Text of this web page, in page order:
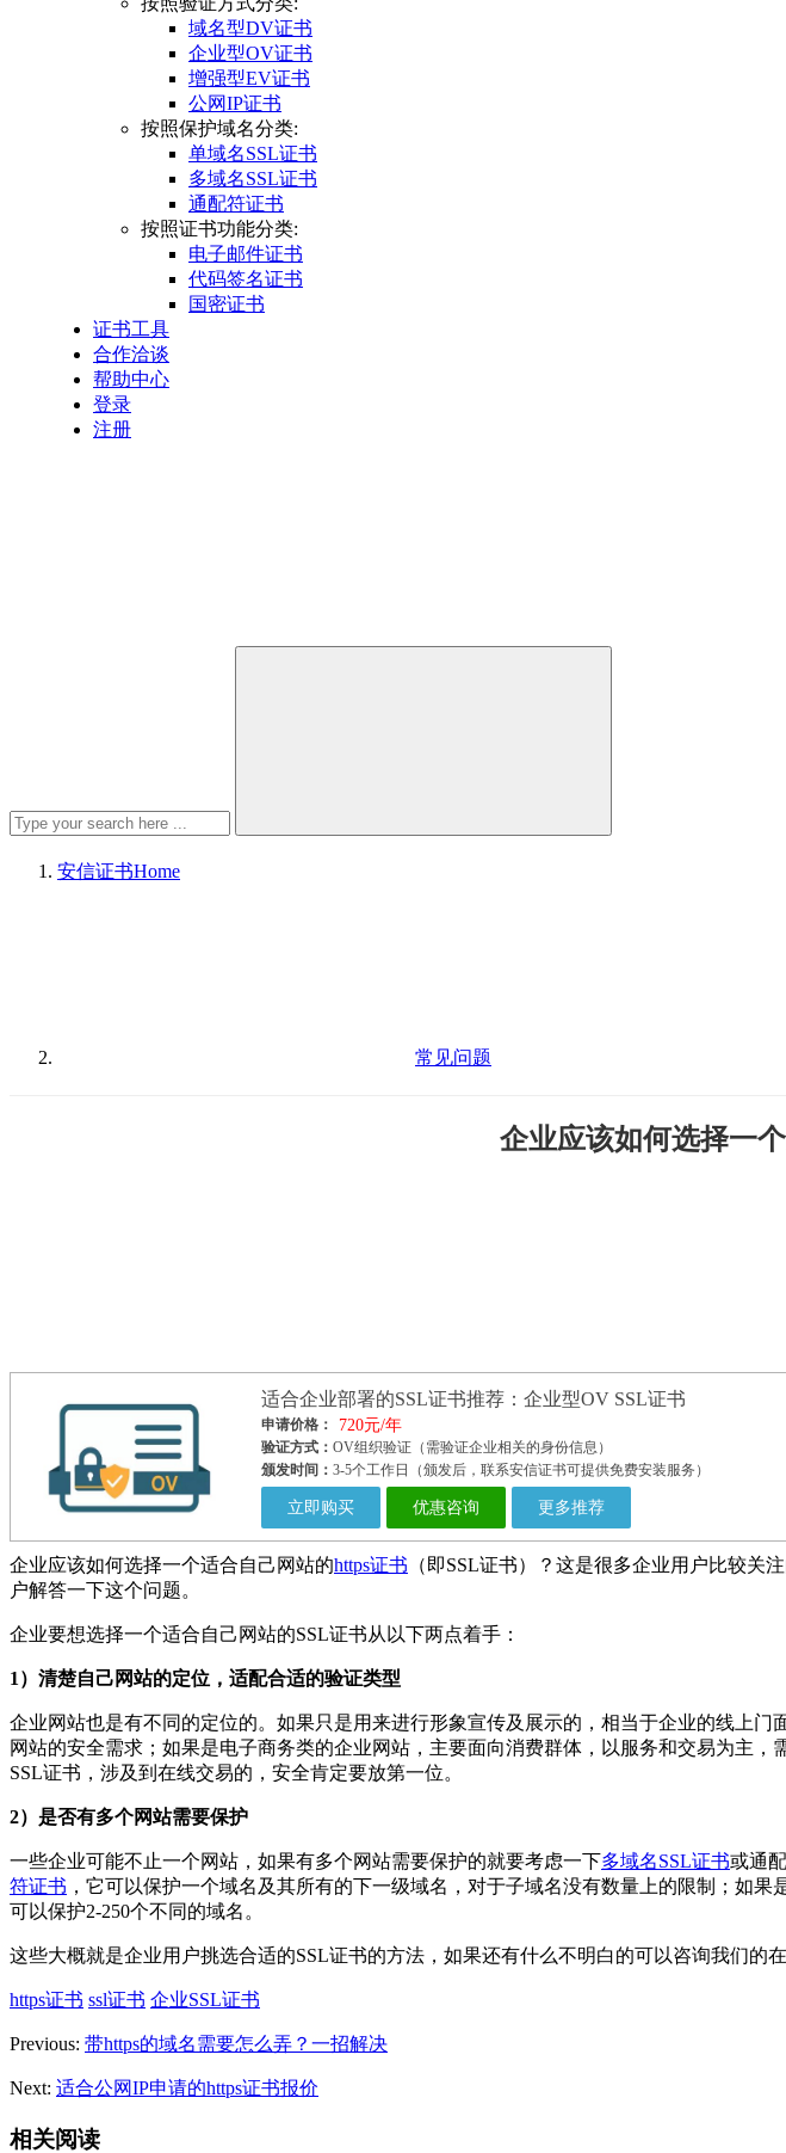
域名型DV证书
企业型OV证书
增强型EV证书
公网IP证书
按照保护域名分类:
单域名SSL证书
多域名SSL证书
通配符证书
按照证书功能分类:
电子邮件证书
代码签名证书
国密证书
证书工具
合作洽谈
帮助中心
登录
注册
安信证书Home
常见问题
企业应该如何选择一
适合企业部署的SSL证书推荐：企业型OV SSL证书
申请价格： 720元/年
验证方式： OV组织验证（需验证企业相关的身份信息）
颁发时间： 3-5个工作日（颁发后，联系安信证书可提供免费安装服务）
立即购买 优惠咨询 更多推荐
企业应该如何选择一个适合自己网站的https证书 （即SSL证书）？这是很多企业用户比较关
户解答一下这个问题。
企业要想选择一个适合自己网站的SSL证书从以下两点着手：
1）清楚自己网站的定位，适配合适的验证类型
企业网站也是有不同的定位的。如果只是用来进行形象宣传及展示的，相当于企业的线上门
网站的安全需求；如果是电子商务类的企业网站，主要面向消费群体，以服务和交易为主
SSL证书，涉及到在线交易的，安全肯定要放第一位。
2）是否有多个网站需要保护
一些企业可能不止一个网站，如果有多个网站需要保护的就要考虑一下多域名SSL证书或通
符证书 ，它可以保护一个域名及其所有的下一级域名，对于子域名没有数量上的限制；如
可以保护2-250个不同的域名。
这些大概就是企业用户挑选合适的SSL证书的方法，如果还有什么不明白的可以咨询我们的在
https证书 ssl证书 企业SSL证书
Previous: 带https的域名需要怎么弄？一招解决
Next: 适合公网IP申请的https证书报价
相关阅读